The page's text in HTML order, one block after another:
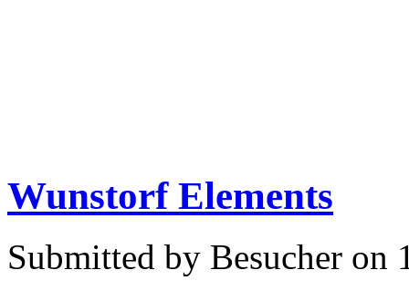
Wunstorf Elements
Submitted by Besucher on